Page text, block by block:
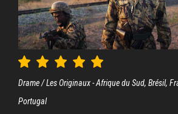
Drame / Les Originaux - Afrique du Sud, Brésil,
Portugal